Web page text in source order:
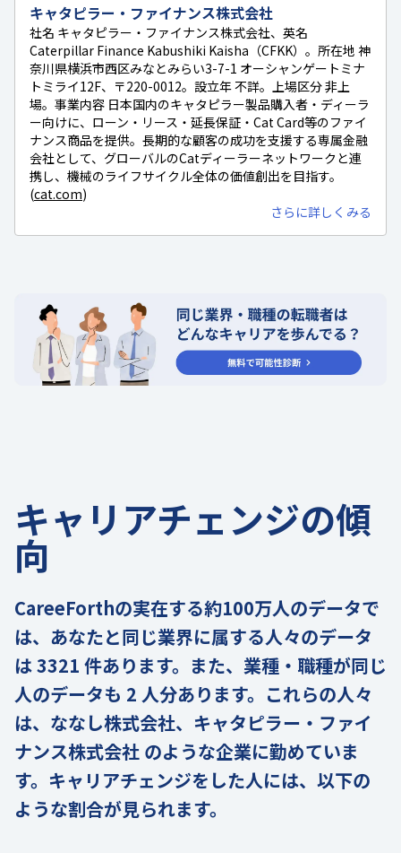
キャタピラー・ファイナンス株式会社
社名 キャタピラー・ファイナンス株式会社、英名
Caterpillar Finance Kabushiki Kaisha（CFKK）。所在地 神
奈川県横浜市西区みなとみらい3-7-1 オーシャンゲートミナ
トミライ12F、〒220-0012。設立年 不詳。上場区分 非上
場。事業内容 日本国内のキャタピラー製品購入者・ディーラ
ー向けに、ローン・リース・延長保証・Cat Card等のファイ
ナンス商品を提供。長期的な顧客の成功を支援する専属金融
会社として、グローバルのCatディーラーネットワークと連
携し、機械のライフサイクル全体の価値創出を目指す。
(cat.com)
さらに詳しくみる
キャリアチェンジの傾
向
CareeForthの実在する約100万人のデータで
は、あなたと同じ業界に属する人々のデータ
は 3321 件あります。また、業種・職種が同じ
人のデータも 2 人分あります。これらの人々
は、ななし株式会社、キャタピラー・ファイ
ナンス株式会社 のような企業に勤めていま
す。キャリアチェンジをした人には、以下の
ような割合が見られます。